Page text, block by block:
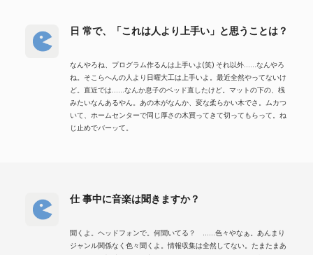
日 常で、「これは人より上手い」と思うことは？
なんやろね、プログラム作るんは上手いよ(笑) それ以外……なんやろ
ね。そこらへんの人より日曜大工は上手いよ。最近全然やってないけ
ど。直近では……なんか息子のベッド直したけど。マットの下の、桟
みたいなんあるやん。あの木がなんか、変な柔らかい木でさ。ムカつ
いて、ホームセンターで同じ厚さの木買ってきて切ってもらって。ね
じ止めでバーッて。
仕 事中に音楽は聞きますか？
聞くよ。ヘッドフォンで。何聞いてる？ ……色々やなぁ。あんまり
ジャンル関係なく色々聞くよ。情報収集は全然してない。たまたまあ